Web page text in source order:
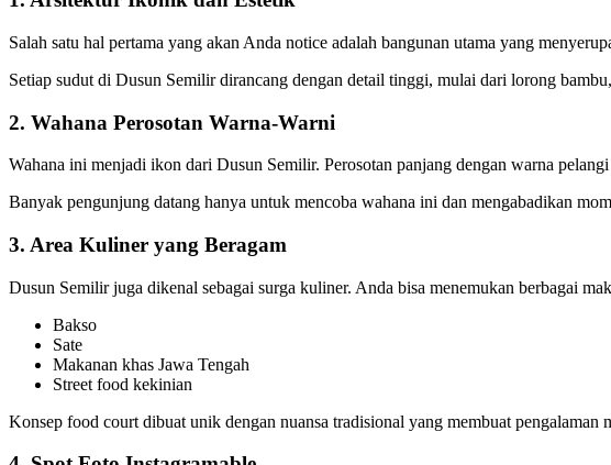
Salah satu hal pertama yang akan Anda notice adalah bangunan utama yang
Setiap sudut di Dusun Semilir dirancang dengan detail tinggi, mulai dari lorong
2. Wahana Perosotan Warna-Warni
Wahana ini menjadi ikon dari Dusun Semilir. Perosotan panjang dengan warna
Banyak pengunjung datang hanya untuk mencoba wahana ini dan mengabadikan
3. Area Kuliner yang Beragam
Dusun Semilir juga dikenal sebagai surga kuliner. Anda bisa menemukan berbagai
Bakso
Sate
Makanan khas Jawa Tengah
Street food kekinian
Konsep food court dibuat unik dengan nuansa tradisional yang membuat pengalaman